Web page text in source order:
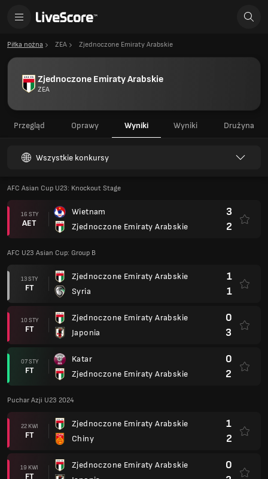
Piłka nożna ZEA Zjednoczone Emiraty Arabskie
Zjednoczone Emiraty Arabskie
ZEA
Przegląd Oprawy Wyniki Wyniki Drużyna
Wszystkie konkursy
AFC Asian Cup U23: Knockout Stage
16 STY
AET
Wietnam
Zjednoczone Emiraty Arabskie
3
2
AFC U23 Asian Cup: Group B
13 STY
FT
Zjednoczone Emiraty Arabskie
Syria
1
1
10 STY
FT
Zjednoczone Emiraty Arabskie
Japonia
0
3
07 STY
FT
Katar
Zjednoczone Emiraty Arabskie
0
2
Puchar Azji U23 2024
22 KWI
FT
Zjednoczone Emiraty Arabskie
Chiny
1
2
19 KWI
FT
Zjednoczone Emiraty Arabskie
0